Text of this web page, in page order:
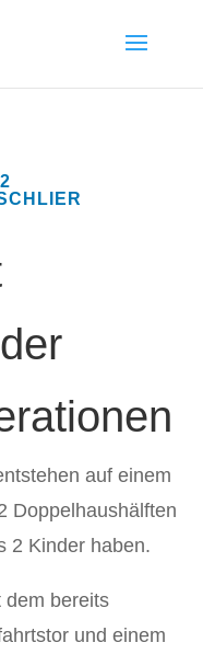
auf einem
Doppelhaushälften
2 Kinder haben.
dem bereits
und einem